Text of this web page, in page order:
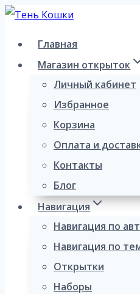
Перейти
содержимому
Главная
Магазин открыток
Личный кабинет
Избранное
Корзина
Оплата и
Контакты
Блог
Навигация
Навигация по
Навигация по
Открытки
Наборы